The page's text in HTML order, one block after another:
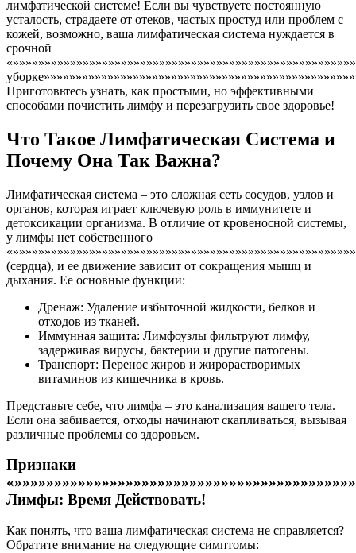
лимфатической системе! Если вы чувствуете постоянную
усталость, страдаете от отеков, частых простуд или проблем с
кожей, возможно, ваша лимфатическая система нуждается в
срочной
Приготовьтесь узнать, как простыми, но эффективными
способами почистить лимфу и перезагрузить свое здоровье!
Что Такое Лимфатическая Система и
Почему Она Так Важна?
Лимфатическая система – это сложная сеть сосудов, узлов и
органов, которая играет ключевую роль в иммунитете и
детоксикации организма. В отличие от кровеносной системы,
у лимфы нет собственного
(сердца), и ее движение зависит от сокращения мышц и
дыхания. Ее основные функции:
Дренаж: Удаление избыточной жидкости, белков и
отходов из тканей.
Иммунная защита: Лимфоузлы фильтруют лимфу,
задерживая вирусы, бактерии и другие патогены.
Транспорт: Перенос жиров и жирорастворимых
витаминов из кишечника в кровь.
Представьте себе, что лимфа – это канализация вашего тела.
Если она забивается, отходы начинают скапливаться, вызывая
различные проблемы со здоровьем.
Признаки
Лимфы: Время Действовать!
Как понять, что ваша лимфатическая система не справляется?
Обратите внимание на следующие симптомы: